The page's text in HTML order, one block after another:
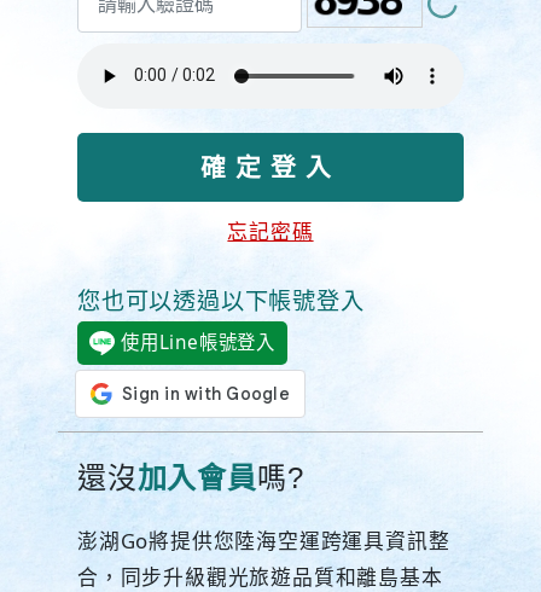
忘記密碼
您也可以透過以下帳號登入
使用Line帳號登入
還沒加入會員嗎?
澎湖Go將提供您陸海空運跨運具資訊整
合，同步升級觀光旅遊品質和離島基本